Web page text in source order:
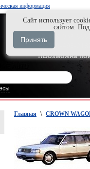
информация
Нажми и
+7-929-495-
!!Возможна
Главная \ CROWN
Cайт использует
сайтом.
Принять